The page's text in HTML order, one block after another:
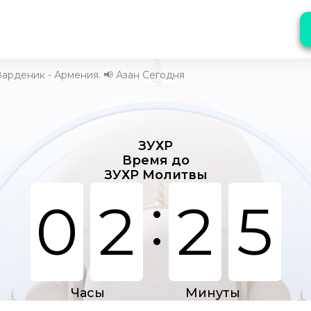
- Армения. 📢 Азан Сегодня
ЗУХР
Время до
ЗУХР Молитвы
0 2 :2 5
Часы Минуты